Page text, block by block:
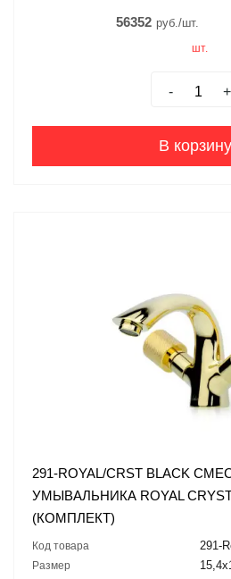
56352 руб./шт.
шт.
- +
В корзину
291-ROYAL/CRST BLACK
УМЫВАЛЬНИКА ROYAL
(КОМПЛЕКТ)
Код товара 291-
Размер